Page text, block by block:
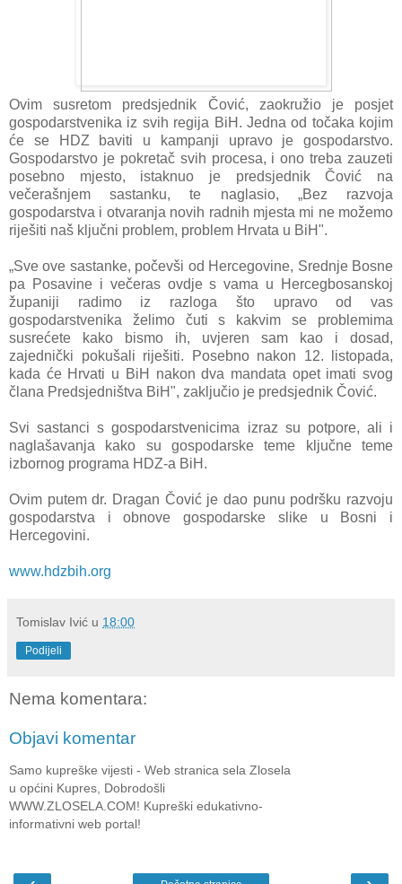
Ovim susretom predsjednik Čović, zaokružio je posjet
gospodarstvenika iz svih regija BiH. Jedna od točaka kojim
će se HDZ baviti u kampanji upravo je gospodarstvo.
Gospodarstvo je pokretač svih procesa, i ono treba zauzeti
posebno mjesto, istaknuo je predsjednik Čović na
večerašnjem sastanku, te naglasio, „Bez razvoja
gospodarstva i otvaranja novih radnih mjesta mi ne možemo
riješiti naš ključni problem, problem Hrvata u BiH".
„Sve ove sastanke, počevši od Hercegovine, Srednje Bosne
pa Posavine i večeras ovdje s vama u Hercegbosanskoj
županiji radimo iz razloga što upravo od vas
gospodarstvenika želimo čuti s kakvim se problemima
susrećete kako bismo ih, uvjeren sam kao i dosad,
zajednički pokušali riješiti. Posebno nakon 12. listopada,
kada će Hrvati u BiH nakon dva mandata opet imati svog
člana Predsjedništva BiH", zaključio je predsjednik Čović.
Svi sastanci s gospodarstvenicima izraz su potpore, ali i
naglašavanja kako su gospodarske teme ključne teme
izbornog programa HDZ-a BiH.
Ovim putem dr. Dragan Čović je dao punu podršku razvoju
gospodarstva i obnove gospodarske slike u Bosni i
Hercegovini.
www.hdzbih.org
Tomislav Ivić u 18:00
Podijeli
Nema komentara:
Objavi komentar
Samo kupreške vijesti - Web stranica sela Zlosela
u općini Kupres, Dobrodošli
WWW.ZLOSELA.COM! Kupreški edukativno-
informativni web portal!